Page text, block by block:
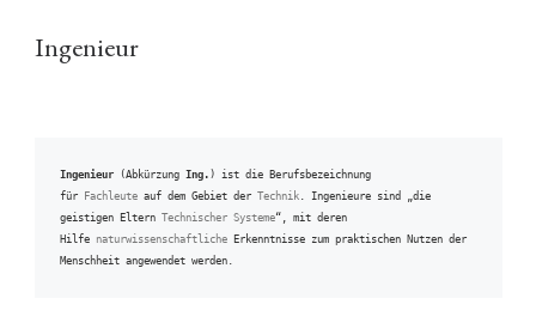
Ingenieur
Ingenieur (Abkürzung Ing. ) ist die Berufsbezeichnung
für
Fachleute auf dem Gebiet der Technik . Ingenieure sind „die
geistigen Eltern Technischer Systeme“, mit deren
Hilfe naturwissenschaftliche Erkenntnisse zum praktischen Nutzen der
Menschheit angewendet werden.